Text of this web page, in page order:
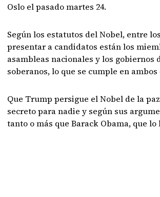
Oslo el pasado martes 24.
Según los estatutos del Nobel, entre
presentar a candidatos están los
asambleas nacionales y los gobiernos
soberanos, lo que se cumple en ambos
Que Trump persigue el Nobel de la
secreto para nadie y según sus
tanto o más que Barack Obama, que lo